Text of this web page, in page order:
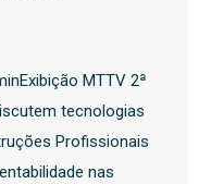
MTTV 2ª
tecnologias
Profissionais
nas